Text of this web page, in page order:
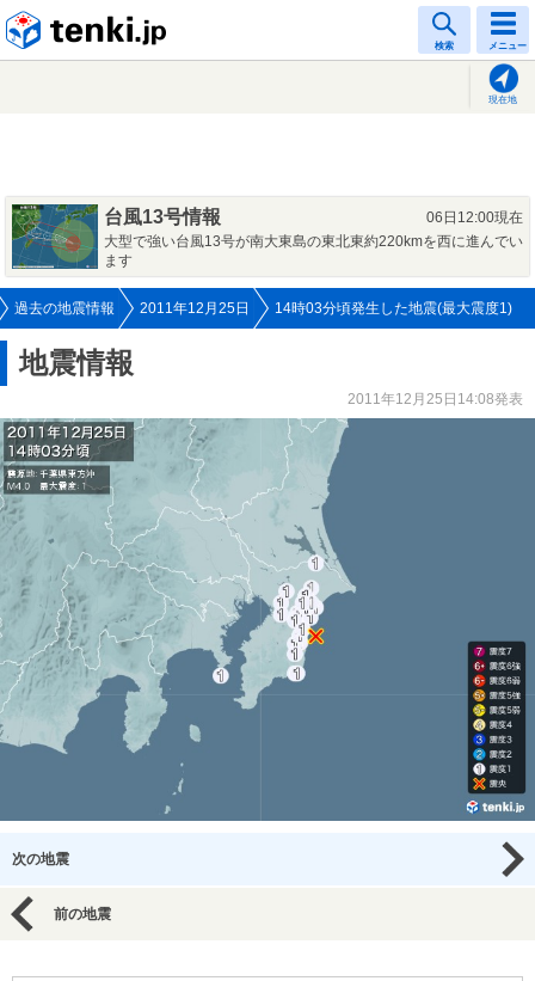
検索 メニュー
現在地
台風13号情報
06日12:00現在
大型で強い台風13号が南大東島の東北東約220kmを西に進んでい
ます
過去の地震情報 2011年12月25日 14時03分頃発生した地震(最大震度1)
地震情報
2011年12月25日14:08発表
次の地震
前の地震